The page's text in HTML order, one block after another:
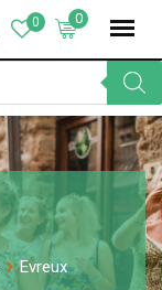
0
0
Evreux